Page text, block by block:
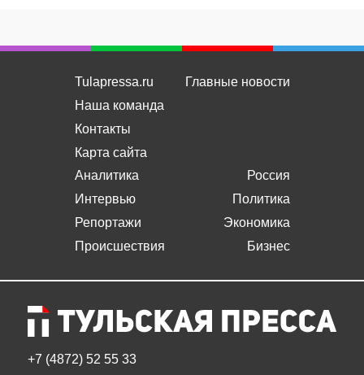
Tulapressa.ru
Наша команда
Контакты
Карта сайта
Главные новости
Аналитика
Интервью
Репортажи
Происшествия
Россия
Политика
Экономика
Бизнес
+7 (4872) 52 55 33